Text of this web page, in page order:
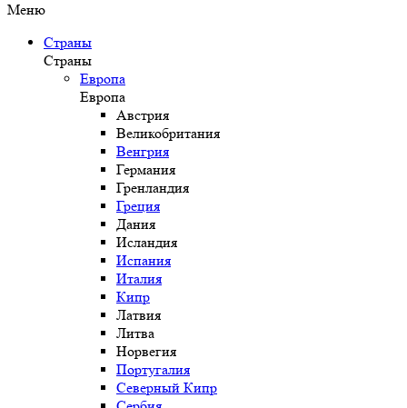
Меню
Страны
Страны
Европа
Европа
Австрия
Великобритания
Венгрия
Германия
Гренландия
Греция
Дания
Исландия
Испания
Италия
Кипр
Латвия
Литва
Норвегия
Португалия
Северный Кипр